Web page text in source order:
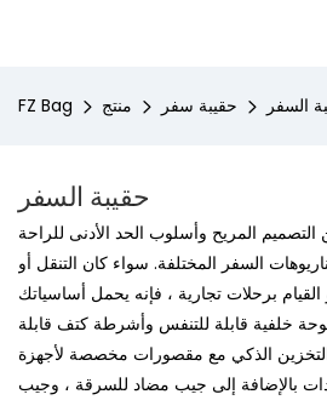
FZ Bag منتج حقيبة سفر السفر
حقيبة السفر
المريح وأسلوب الحد الأدنى للراحة
السفر المختلفة. سواء كان التنقل أو
برحلات تجارية ، فإنه يحمل أساسياتك
خلفية قابلة للتنفس وأشرطة كتف قابلة
والتخزين الذكي مع مقصورات مخصصة لأجهزة
بالإضافة إلى جيب مضاد للسرقة ، وجيب